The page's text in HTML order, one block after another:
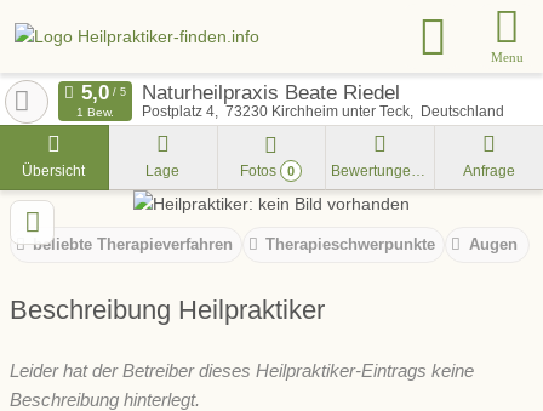
Menu
Naturheilpraxis Beate Riedel
Postplatz 4 73230 Kirchheim unter Teck Deutschland
1 Bew.
Übersicht Lage Fotos 0 Bewertungen Anfrage
beliebte Therapieverfahren Therapieschwerpunkte Augen
Beschreibung Heilpraktiker
Leider hat der Betreiber dieses Heilpraktiker-Eintrags keine
Beschreibung hinterlegt.